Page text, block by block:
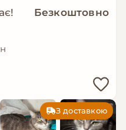
Безкоштовно
З доставкою